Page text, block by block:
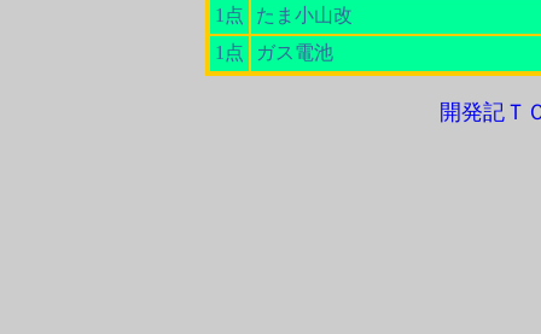
1点
たま小山改
1点
ガス電池
開発記Ｔ